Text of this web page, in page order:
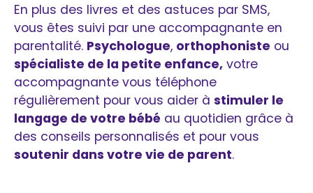
En plus des livres et des astuces par SMS,
vous êtes suivi par une accompagnante en
parentalité. Psychologue, orthophoniste ou
spécialiste de la petite enfance, votre
accompagnante vous téléphone
régulièrement pour vous aider à stimuler le
langage de votre bébé au quotidien grâce à
des conseils personnalisés et pour vous
soutenir dans votre vie de parent.